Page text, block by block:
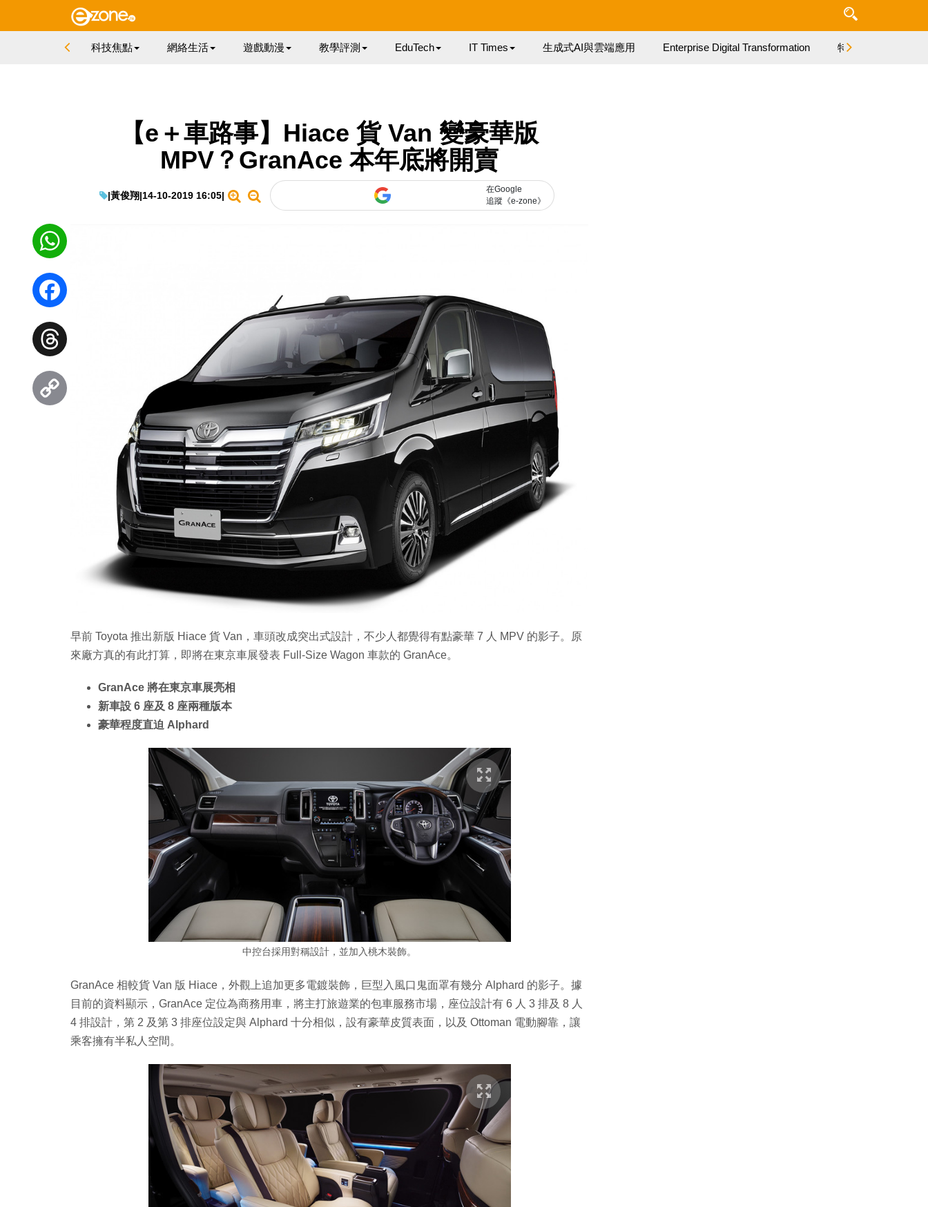
科技焦點 網絡生活 遊戲動漫 教學評測 EduTech IT Times 生成式AI與雲端應用 Enterprise Digital Transformation 特集
【e＋車路事】Hiace 貨 Van 變豪華版
MPV？GranAce 本年底將開賣
|黃俊翔|14-10-2019 16:05|
在Google
追蹤《e-zone》
早前 Toyota 推出新版 Hiace 貨 Van，車頭改成突出式設計，不少人都覺得有點豪華 7 人 MPV 的影子。原
來廠方真的有此打算，即將在東京車展發表 Full-Size Wagon 車款的 GranAce。
GranAce 將在東京車展亮相
新車設 6 座及 8 座兩種版本
豪華程度直迫 Alphard
中控台採用對稱設計，並加入桃木裝飾。
GranAce 相較貨 Van 版 Hiace，外觀上追加更多電鍍裝飾，巨型入風口鬼面罩有幾分 Alphard 的影子。據
目前的資料顯示，GranAce 定位為商務用車，將主打旅遊業的包車服務市場，座位設計有 6 人 3 排及 8 人
4 排設計，第 2 及第 3 排座位設定與 Alphard 十分相似，設有豪華皮質表面，以及 Ottoman 電動腳靠，讓
乘客擁有半私人空間。
WhatsApp
Facebook
Threads